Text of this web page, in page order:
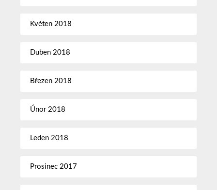
Květen 2018
Duben 2018
Březen 2018
Únor 2018
Leden 2018
Prosinec 2017